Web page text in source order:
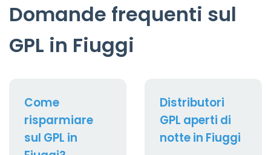
Domande frequenti sul
GPL in Fiuggi
Come
risparmiare
sul GPL in
Distributori
GPL aperti di
notte in Fiuggi